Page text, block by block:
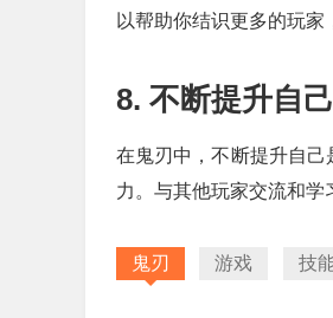
以帮助你结识更多的玩家
8. 不断提升自己
在鬼刃中，不断提升自
力。与其他玩家交流和学
鬼刃 游戏 技